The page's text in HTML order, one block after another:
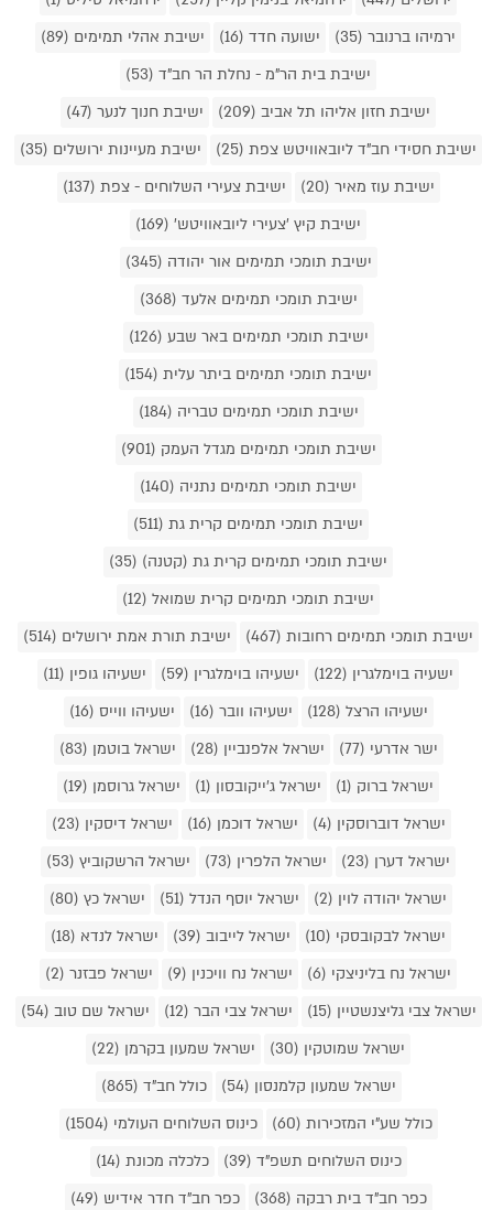
ירמיהו ברנובר (35)
ישועה חדד (16)
ישיבת אהלי תמימים (89)
ישיבת בית הר"מ - נחלת הר חב"ד (53)
ישיבת חזון אליהו תל אביב (209)
ישיבת חנוך לנער (47)
ישיבת חסידי חב"ד ליובאוויטש צפת (25)
ישיבת מעיינות ירושלים (35)
ישיבת עוז מאיר (20)
ישיבת צעירי השלוחים - צפת (137)
ישיבת קיץ 'צעירי ליובאוויטש' (169)
ישיבת תומכי תמימים אור יהודה (345)
ישיבת תומכי תמימים אלעד (368)
ישיבת תומכי תמימים באר שבע (126)
ישיבת תומכי תמימים ביתר עלית (154)
ישיבת תומכי תמימים טבריה (184)
ישיבת תומכי תמימים מגדל העמק (901)
ישיבת תומכי תמימים נתניה (140)
ישיבת תומכי תמימים קרית גת (511)
ישיבת תומכי תמימים קרית גת (קטנה) (35)
ישיבת תומכי תמימים קרית שמואל (12)
ישיבת תומכי תמימים רחובות (467)
ישיבת תורת אמת ירושלים (514)
ישעיה בוימלגרין (122)
ישעיהו בוימלגרין (59)
ישעיהו גופין (11)
ישעיהו הרצל (128)
ישעיהו וובר (16)
ישעיהו ווייס (16)
ישר אדרעי (77)
ישראל אלפנביין (28)
ישראל בוטמן (83)
ישראל ברוק (1)
ישראל ג'ייקובסון (1)
ישראל גרוסמן (19)
ישראל דוברוסקין (4)
ישראל דוכמן (16)
ישראל דיסקין (23)
ישראל דערן (23)
ישראל הלפרין (73)
ישראל הרשקוביץ (53)
ישראל יהודה לוין (2)
ישראל יוסף הנדל (51)
ישראל כץ (80)
ישראל לבקובסקי (10)
ישראל לייבוב (39)
ישראל לנדא (18)
ישראל נח בליניצקי (6)
ישראל נח וויכנין (9)
ישראל פבזנר (2)
ישראל צבי גליצנשטיין (15)
ישראל צבי הבר (12)
ישראל שם טוב (54)
ישראל שמוטקין (30)
ישראל שמעון בקרמן (22)
ישראל שמעון קלמנסון (54)
כולל חב"ד (865)
כולל שע"י המזכירות (60)
כינוס השלוחים העולמי (1504)
כינוס השלוחים תשפ"ד (39)
כלכלה מכונת (14)
כפר חב"ד בית רבקה (368)
כפר חב"ד חדר אידיש (49)